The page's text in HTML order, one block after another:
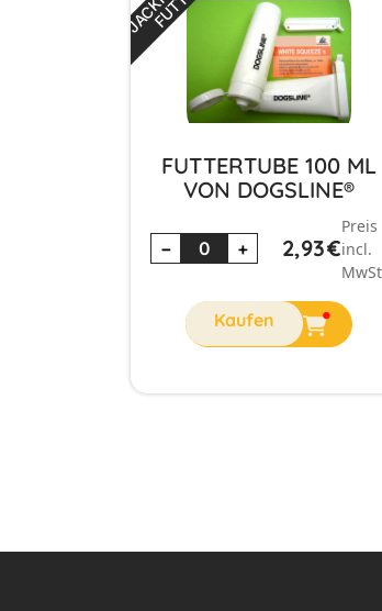
FUTTERTUBE 100 ML
VON DOGSLINE®
− + 2,93€
Preis
incl.